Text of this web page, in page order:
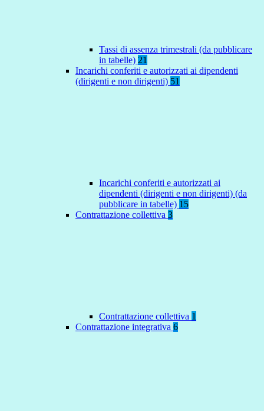
Tassi di assenza trimestrali (da pubblicare
in tabelle) 21
Incarichi conferiti e autorizzati ai dipendenti
(dirigenti e non dirigenti) 51
Incarichi conferiti e autorizzati ai
dipendenti (dirigenti e non dirigenti) (da
pubblicare in tabelle) 15
Contrattazione collettiva 3
Contrattazione collettiva 1
Contrattazione integrativa 6